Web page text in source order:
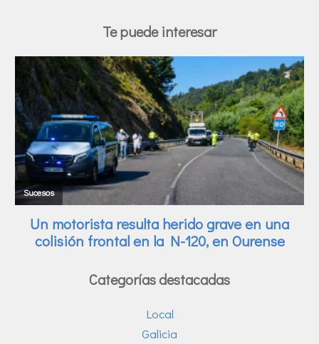
Te puede interesar
Categorías destacadas
Local
Galicia